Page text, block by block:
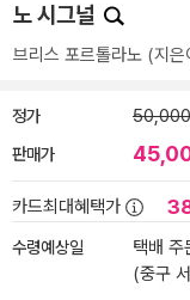
노 시그널
브리스 포르톨라노 (지은
정가
판매가
카드최대혜택가
수령예상일
택배 주
(중구